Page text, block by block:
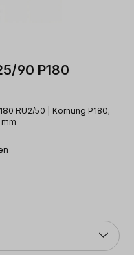
90 P180
RU2/50 | Körnung P180;